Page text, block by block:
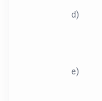
d)
e)